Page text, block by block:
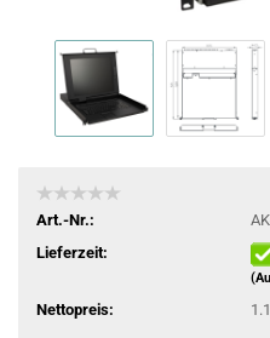
Art.-Nr.:
Lieferzeit:
Nettopreis: